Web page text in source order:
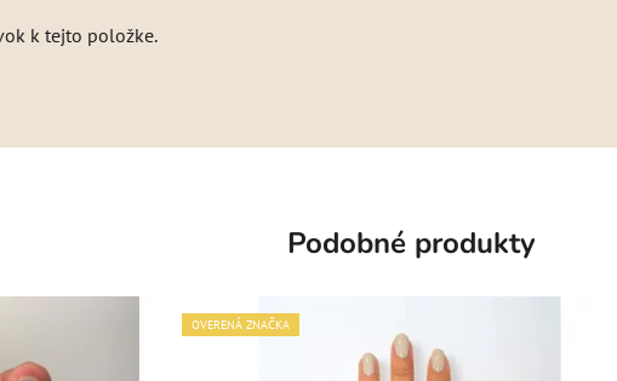
k tejto položke.
Podobné produkty
OVERENÁ ZNAČKA